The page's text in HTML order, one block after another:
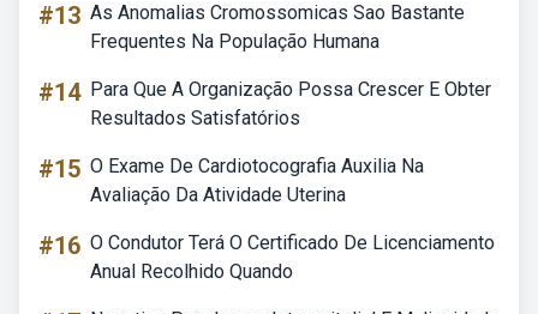
#13 As Anomalias Cromossomicas Sao Bastante
Frequentes Na População Humana
#14 Para Que A Organização Possa Crescer E Obter
Resultados Satisfatórios
#15 O Exame De Cardiotocografia Auxilia Na
Avaliação Da Atividade Uterina
#16 O Condutor Terá O Certificado De Licenciamento
Anual Recolhido Quando